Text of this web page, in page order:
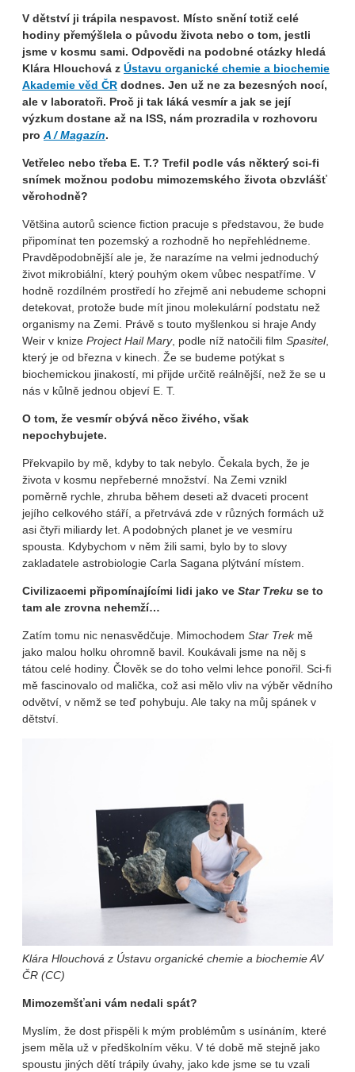
V dětství ji trápila nespavost. Místo snění totiž celé
hodiny přemýšlela o původu života nebo o tom, jestli
jsme v kosmu sami. Odpovědi na podobné otázky hledá
Klára Hlouchová z Ústavu organické chemie a biochemie
Akademie věd ČR dodnes. Jen už ne za bezesných nocí,
ale v laboratoři. Proč ji tak láká vesmír a jak se její
výzkum dostane až na ISS, nám prozradila v rozhovoru
pro A / Magazín.
Vetřelec nebo třeba E. T.? Trefil podle vás některý sci-fi
snímek možnou podobu mimozemského života obzvlášť
věrohodně?
Většina autorů science fiction pracuje s představou, že bude
připomínat ten pozemský a rozhodně ho nepřehlédneme.
Pravděpodobnější ale je, že narazíme na velmi jednoduchý
život mikrobiální, který pouhým okem vůbec nespatříme. V
hodně rozdílném prostředí ho zřejmě ani nebudeme schopni
detekovat, protože bude mít jinou molekulární podstatu než
organismy na Zemi. Právě s touto myšlenkou si hraje Andy
Weir v knize Project Hail Mary, podle níž natočili film Spasitel,
který je od března v kinech. Že se budeme potýkat s
biochemickou jinakostí, mi přijde určitě reálnější, než že se u
nás v kůlně jednou objeví E. T.
O tom, že vesmír obývá něco živého, však
nepochybujete.
Překvapilo by mě, kdyby to tak nebylo. Čekala bych, že je
života v kosmu nepřeberné množství. Na Zemi vznikl
poměrně rychle, zhruba během deseti až dvaceti procent
jejího celkového stáří, a přetrvává zde v různých formách už
asi čtyři miliardy let. A podobných planet je ve vesmíru
spousta. Kdybychom v něm žili sami, bylo by to slovy
zakladatele astrobiologie Carla Sagana plýtvání místem.
Civilizacemi připomínajícími lidi jako ve Star Treku se to
tam ale zrovna nehemží…
Zatím tomu nic nenasvědčuje. Mimochodem Star Trekmě
jako malou holku ohromně bavil. Koukávali jsme na něj s
tátou celé hodiny. Člověk se do toho velmi lehce ponořil. Sci-fi
mě fascinovalo od malička, což asi mělo vliv na výběr vědního
odvětví, v němž se teď pohybuju. Ale taky na můj spánek v
dětství.
Klára Hlouchová z Ústavu organické chemie a biochemie AV
ČR (CC)
Mimozemšťani vám nedali spát?
Myslím, že dost přispěli k mým problémům s usínáním, které
jsem měla už v předškolním věku. V té době mě stejně jako
spoustu jiných dětí trápily úvahy, jako kde jsme se tu vzali